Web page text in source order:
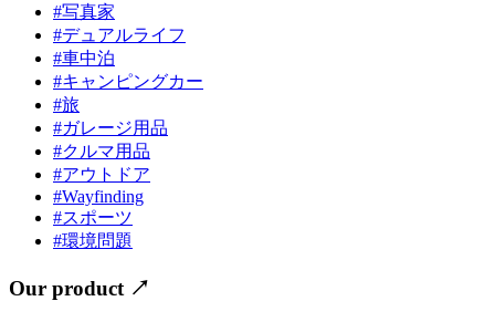
#写真家
#デュアルライフ
#車中泊
#キャンピングカー
#旅
#ガレージ用品
#クルマ用品
#アウトドア
#Wayfinding
#スポーツ
#環境問題
Our product ↗